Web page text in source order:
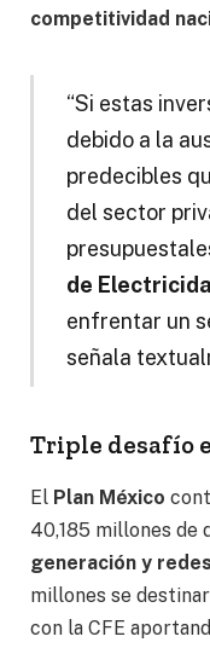
competitividad
“Si estas
debido a la
predecibles
del sector
de
enfrentar un
señala
Triple desafío
El Plan México
40,185 millones de
generación y
millones se
con la CFE